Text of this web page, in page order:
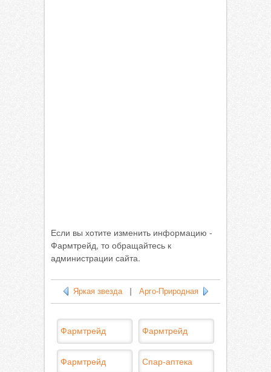
Если вы хотите изменить информацию -
Фармтрейд, то обращайтесь к
администрации сайта.
Яркая звезда| Арго-Природная
Фармтрейд Фармтрейд
Фармтрейд Спар-аптека